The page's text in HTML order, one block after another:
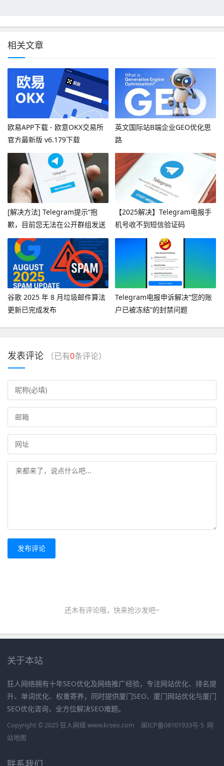
相关文章
欧易APP下载 - 欧意OKX交易所
官方最新版 v6.179下载
英文国际站B端企业GEO优化思
路
[解决方法] Telegram提示“抱
歉，目前您无法在公开群组发送
消息”
【2025解决】Telegram电报手
机号收不到短信验证码
谷歌 2025 年 8 月垃圾邮件算法
更新已完成发布
Telegram电报申诉解决“您的账
户已被冻结”的封禁问题
发表评论 （已有0条评论）
发布评论
还木有评论哦，快来抢沙发吧~
关于本站
狂人网络拥有十年SEO优化及网络推广经验，专注网站优化、排名提
升、单词优化、权重寄养，同时提供厦门SEO、厦门网站优化与厦门
SEO优化咨询，全方位解决SEO难题。
Copyright © 2025 狂人网络 www.krseo.com 闽ICP备08101933号-5 网
站地图